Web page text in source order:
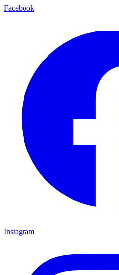
Facebook
Instagram